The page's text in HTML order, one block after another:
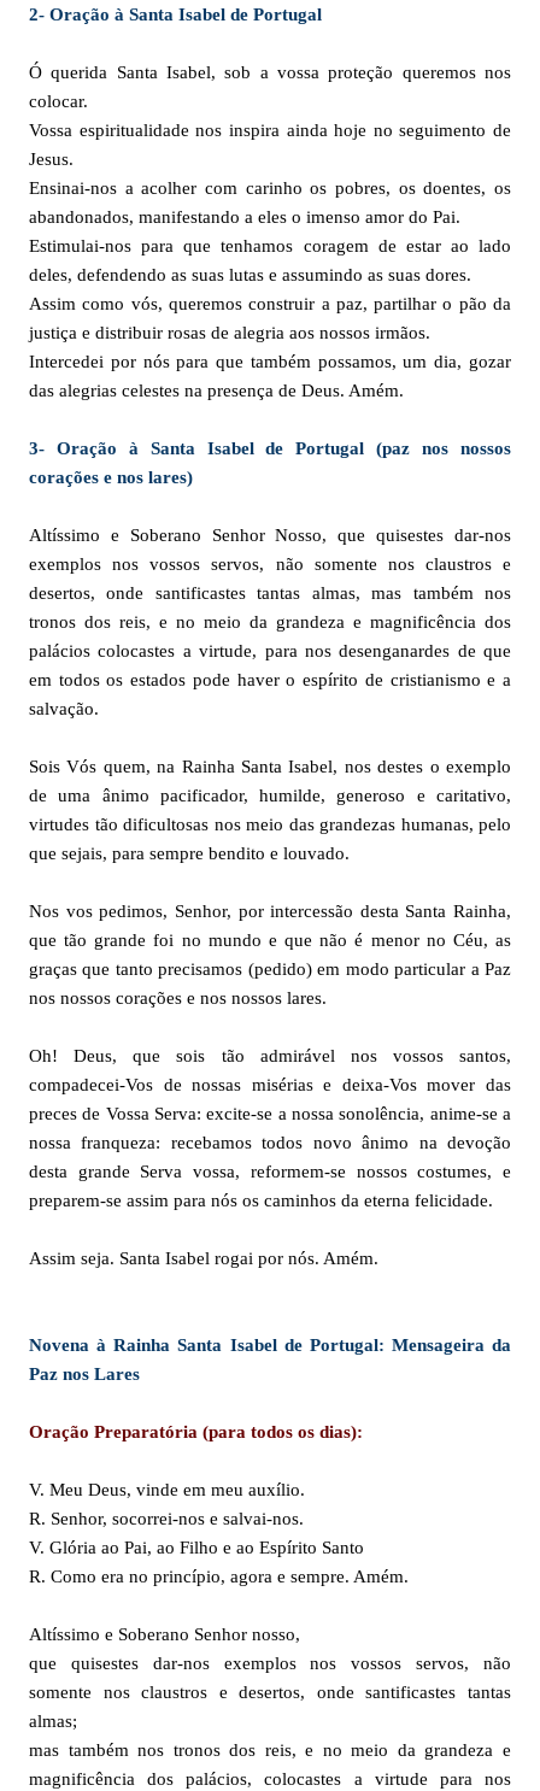
2- Oração à Santa Isabel de Portugal
Ó querida Santa Isabel, sob a vossa proteção queremos nos
colocar.
Vossa espiritualidade nos inspira ainda hoje no seguimento de
Jesus.
Ensinai-nos a acolher com carinho os pobres, os doentes, os
abandonados, manifestando a eles o imenso amor do Pai.
Estimulai-nos para que tenhamos coragem de estar ao lado
deles, defendendo as suas lutas e assumindo as suas dores.
Assim como vós, queremos construir a paz, partilhar o pão da
justiça e distribuir rosas de alegria aos nossos irmãos.
Intercedei por nós para que também possamos, um dia, gozar
das alegrias celestes na presença de Deus. Amém.
3- Oração à Santa Isabel de Portugal (paz nos nossos
corações e nos lares)
Altíssimo e Soberano Senhor Nosso, que quisestes dar-nos
exemplos nos vossos servos, não somente nos claustros e
desertos, onde santificastes tantas almas, mas também nos
tronos dos reis, e no meio da grandeza e magnificência dos
palácios colocastes a virtude, para nos desenganardes de que
em todos os estados pode haver o espírito de cristianismo e a
salvação.
Sois Vós quem, na Rainha Santa Isabel, nos destes o exemplo
de uma ânimo pacificador, humilde, generoso e caritativo,
virtudes tão dificultosas nos meio das grandezas humanas, pelo
que sejais, para sempre bendito e louvado.
Nos vos pedimos, Senhor, por intercessão desta Santa Rainha,
que tão grande foi no mundo e que não é menor no Céu, as
graças que tanto precisamos (pedido) em modo particular a Paz
nos nossos corações e nos nossos lares.
Oh! Deus, que sois tão admirável nos vossos santos,
compadecei-Vos de nossas misérias e deixa-Vos mover das
preces de Vossa Serva: excite-se a nossa sonolência, anime-se a
nossa franqueza: recebamos todos novo ânimo na devoção
desta grande Serva vossa, reformem-se nossos costumes, e
preparem-se assim para nós os caminhos da eterna felicidade.
Assim seja. Santa Isabel rogai por nós. Amém.
Novena à Rainha Santa Isabel de Portugal: Mensageira da
Paz nos Lares
Oração Preparatória (para todos os dias):
V. Meu Deus, vinde em meu auxílio.
R. Senhor, socorrei-nos e salvai-nos.
V. Glória ao Pai, ao Filho e ao Espírito Santo
R. Como era no princípio, agora e sempre. Amém.
Altíssimo e Soberano Senhor nosso,
que quisestes dar-nos exemplos nos vossos servos, não
somente nos claustros e desertos, onde santificastes tantas
almas;
mas também nos tronos dos reis, e no meio da grandeza e
magnificência dos palácios, colocastes a virtude para nos